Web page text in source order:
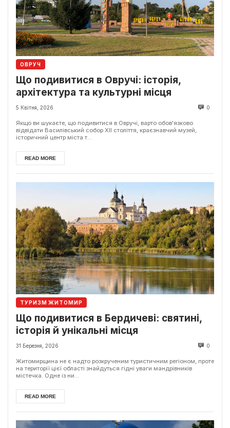
ОВРУЧ
Що подивитися в Овручі: історія,
архітектура та культурні місця
5 Квітня, 2026 0
Якщо ви шукаєте, що подивитися в Овручі, варто обов'язково
відвідати Василівський собор XII століття, краєзнавчий музей,
історичний центр міста т...
READ MORE
ТУРИЗМ ЖИТОМИР
Що подивитися в Бердичеві: святині,
історія й унікальні місця
31 Березня, 2026 0
Житомирщина не є надто розкрученим туристичним регіоном, проте
на території цієї області знайдуться гідні уваги мандрівників
містечка. Одне із ни...
READ MORE